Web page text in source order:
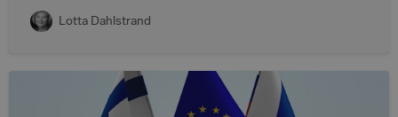
Lotta Dahlstrand